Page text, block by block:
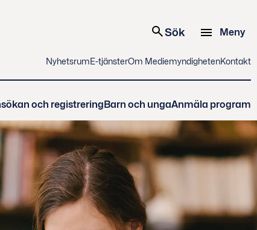
Sök Meny
NyhetsrumE-tjänsterOm MediemyndighetenKontakt
och registrering Barn och ungaAnmäla program